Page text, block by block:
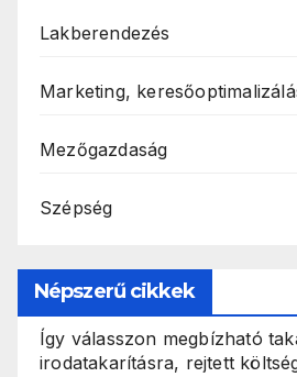
Lakberendezés
Marketing,
Mezőgazdaság
Szépség
Népszerű cikkek
Így válasszon megbízható
irodatakarításra, rejtett